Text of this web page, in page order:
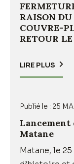
RAISON
COUVRE-
RETOUR
LIRE PLUS
Publié le : 25
Lancement
Matane
Matane, le